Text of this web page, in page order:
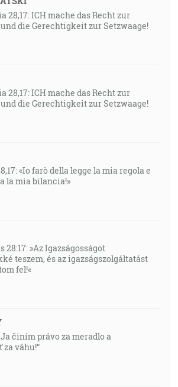
28,17: ICH mache das Recht zur
die Gerechtigkeit zur Setzwaage!
28,17: ICH mache das Recht zur
die Gerechtigkeit zur Setzwaage!
«Io farò della legge la mia regola e
la mia bilancia!»
28:17: »Az Igazságosságot
teszem, és az igazságszolgáltatást
fel!«
činím právo za meradlo a
váhu!“